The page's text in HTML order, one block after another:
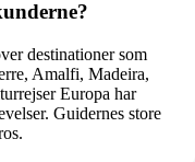
destinationer som
Amalfi, Madeira,
Europa har
Guidernes store